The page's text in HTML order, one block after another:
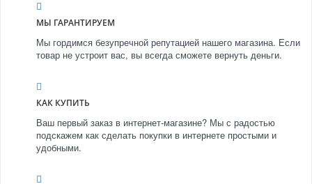
МЫ ГАРАНТИРУЕМ
Мы гордимся безупречной репутацией нашего магазина. Если
товар не устроит вас, вы всегда сможете вернуть деньги.
КАК КУПИТЬ
Ваш первый заказ в интернет-магазине? Мы с радостью
подскажем как сделать покупки в интернете простыми и
удобными.